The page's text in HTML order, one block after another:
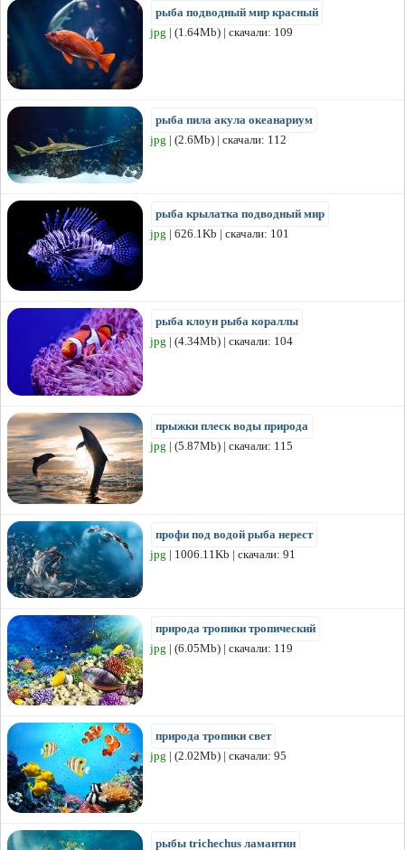
рыба подводный мир красный
jpg | (1.64Mb) | скачали: 109
рыба пила акула океанариум
jpg | (2.6Mb) | скачали: 112
рыба крылатка подводный мир
jpg | 626.1Kb | скачали: 101
рыба клоун рыба кораллы
jpg | (4.34Mb) | скачали: 104
прыжки плеск воды природа
jpg | (5.87Mb) | скачали: 115
профи под водой рыба нерест
jpg | 1006.11Kb | скачали: 91
природа тропики тропический
jpg | (6.05Mb) | скачали: 119
природа тропики свет
jpg | (2.02Mb) | скачали: 95
рыбы trichechus ламантин